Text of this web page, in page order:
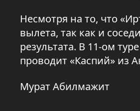
Несмотря на то, что
вылета, так как и
результата. В 11-ом
проводит «Каспий» из
Мурат Абилмажит